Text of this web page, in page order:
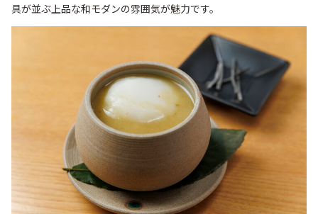
具が並ぶ上品な和モダンの雰囲気が魅力です。